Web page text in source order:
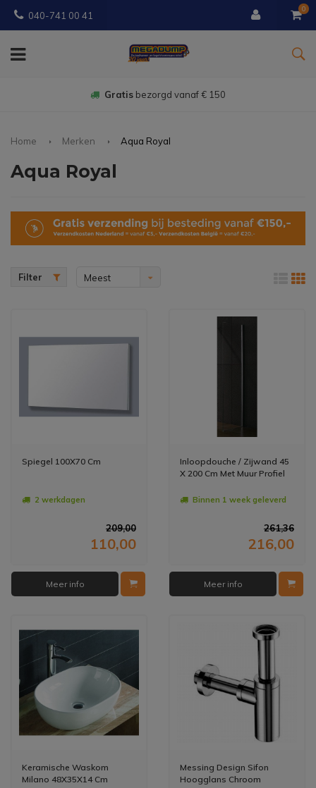
040-741 00 41
0
Gratis bezorgd vanaf € 150
Home Merken Aqua Royal
Aqua Royal
Filter
Meest
Spiegel 100X70 Cm
2 werkdagen
209,00
110,00
Meer info
Inloopdouche / Zijwand 45
X 200 Cm Met Muur Profiel
Binnen 1 week geleverd
261,36
216,00
Meer info
Keramische Waskom
Milano 48X35X14 Cm
Messing Design Sifon
Hoogglans Chroom